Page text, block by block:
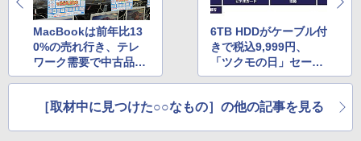
MacBookは前年比13
0%の売れ行き、テレ
ワーク需要で中古品ノ
ートが好調
6TB HDDがケーブル付
きで税込9,999円、
「ツクモの日」セール
がネットショップで実
［取材中に見つけた○○なもの］の他の記事を見る